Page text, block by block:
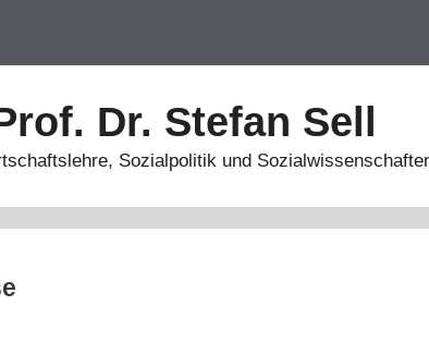
Dr. Stefan Sell
Sozialpolitik und